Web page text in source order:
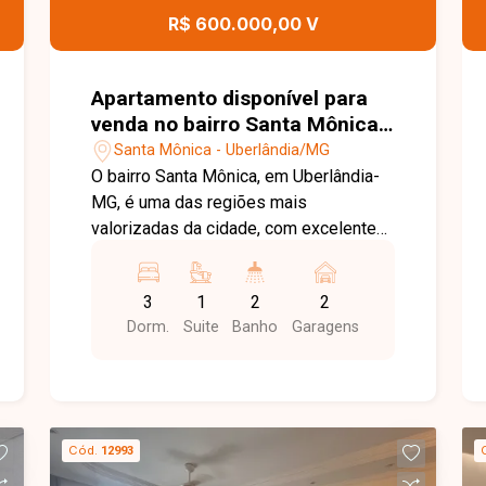
R$ 600.000,00 V
Apartamento disponível para
venda no bairro Santa Mônica
em Uberlândia-MG
Santa Mônica - Uberlândia/MG
O bairro Santa Mônica, em Uberlândia-
MG, é uma das regiões mais
valorizadas da cidade, com excelente
Universidade Federal de Uberlândia e
ampla oferta de comércios e serviços,
ideal para quem busca praticidade e
privativa, distribuído em 2 pavimentos,
sendo no primeiro pavimento sala em 2
3
Dorm.
1
Suite
2
Banho
2
Garagens
Cód. 12993